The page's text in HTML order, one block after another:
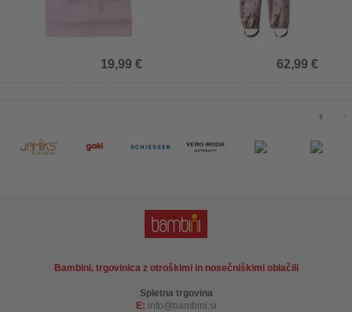
19,99 € 62,99 €
Bambini, trgovinica z otroškimi in nosečniškimi oblačili
Spletna trgovina
E: info bambini.si